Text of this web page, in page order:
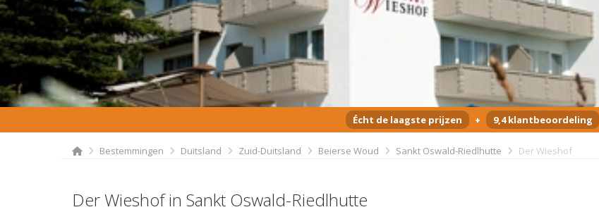
Écht de laagste prijzen + 9,4 klantbeoordeling
Bestemmingen Duitsland Zuid-Duitsland Beierse Woud Sankt Oswald-Riedlhutte Der Wieshof
Der Wieshof in Sankt Oswald-Riedlhutte